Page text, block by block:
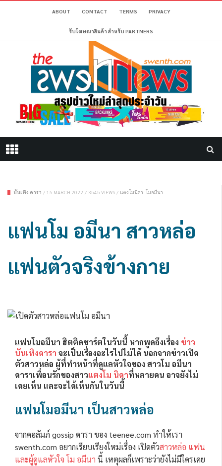
ABOUT CONTACT TERMS PRIVACY
รับโฆษณาสินค้า สำหรับ PARTNERS
บันเทิง ดารา / 15 MARCH 2022 / 3545 VIEWS / แตงโมนิดา โมอมีนา
แฟนโม อมีนา สาวหล่อ
แฟนตัวจริงข้างกาย
แฟนโมอมีนา ฮิตติดชาร์ตในวันนี้ หากพูดถึงเรื่อง ข่าว
บันเทิงดารา จะเป็นเรื่องอะไรไปไม่ได้ นอกจากข่าวเปิด
ตัวสาวหล่อ ผู้ที่ทำหน้าที่ดูแลหัวใจของ สาวโม อมีนา
ดาราเพื่อนรักของสาวแตงโม นิดาที่หลายคน อาจยังไม่
เคยเห็น และจะได้เห็นกันในวันนี้
แฟนโมอมีนา เป็นสาวหล่อ
จากคอลัมภ์ gossip ดารา ของ teenee.com ทำให้เรา
swenth.com อยากเรียบเรียงใหม่เรื่อง เปิดตัวสาวหล่อ แฟน
และผู้ดูแลหัวใจ โม อมีนา นี้ เหตุผลก็เพราะว่ายังไม่มีใครเคย